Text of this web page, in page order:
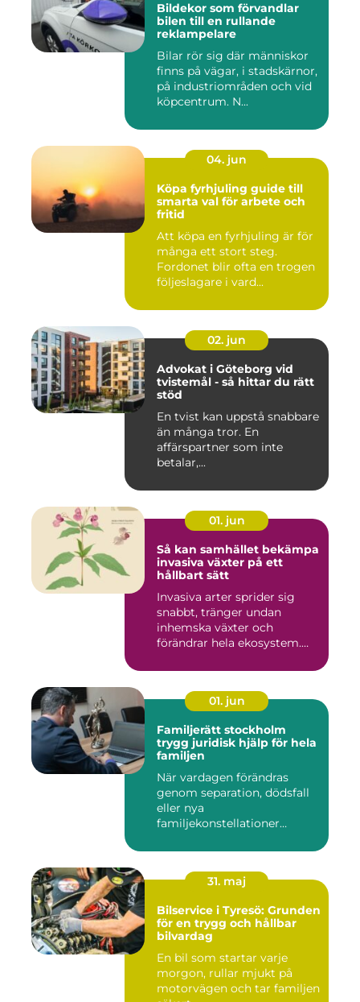
Bildekor som förvandlar
bilen till en rullande
reklampelare
Bilar rör sig där människor
finns på vägar, i stadskärnor,
på industriområden och vid
köpcentrum. N...
04. jun
Köpa fyrhjuling guide till
smarta val för arbete och
fritid
Att köpa en fyrhjuling är för
många ett stort steg.
Fordonet blir ofta en trogen
följeslagare i vard...
02. jun
Advokat i Göteborg vid
tvistemål - så hittar du rätt
stöd
En tvist kan uppstå snabbare
än många tror. En
affärspartner som inte
betalar,...
01. jun
Så kan samhället bekämpa
invasiva växter på ett
hållbart sätt
Invasiva arter sprider sig
snabbt, tränger undan
inhemska växter och
förändrar hela ekosystem.
01. jun
Familjerätt stockholm
trygg juridisk hjälp för hela
familjen
När vardagen förändras
genom separation, dödsfall
eller nya
familjekonstellationer
31. maj
Bilservice i Tyresö: Grunden
för en trygg och hållbar
bilvardag
En bil som startar varje
morgon, rullar mjukt på
motorvägen och tar familjen